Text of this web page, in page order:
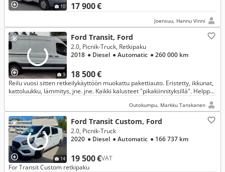
10 17 900 €
Joensuu, Hannu Vinni
9
Ford Transit, Ford
18 500 €
2.0, Picnik-Truck, Retkipaku
2018 ● Diesel ● Automatic ● 260 000 km
Reilu vuosi sitten retkeilykäyttöön muokattu pakettiauto. Eristetty, ikkunat,
kattoluukku, lämmitys, jne. jne. Kaikki kalusteet "pikakiinnityksillä". Helppo
Outokumpu, Markku Tanskanen
14
Ford Transit Custom, Ford
19 500 €VAT
2.0, Picnik-Truck
2020 ● Diesel ● Automatic ● 166 737 km
For Transit Custom retkipaku